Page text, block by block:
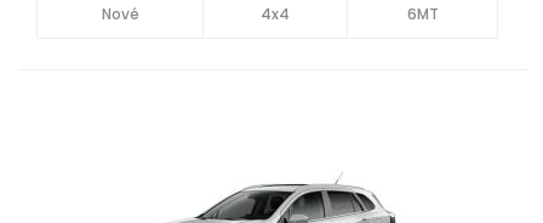
Nové 4x4 6MT